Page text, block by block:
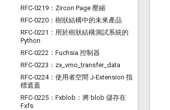
RFC-0219：Zircon Page 壓縮
RFC-0220：樹狀結構中的未來產品
RFC-0221：用於樹狀結構測試系統的
Python
RFC-0222：Fuchsia 控制器
RFC-0223：zx vmo _transfer_ data
RFC-0224：使用者空間 J-Extension 指
標遮蓋
RFC-0225：Fxblob：將 blob 儲存在
Fxfs